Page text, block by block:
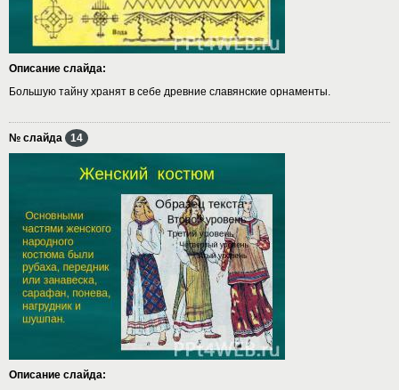
Описание слайда:
Большую тайну хранят в себе древние славянские орнаменты.
№ слайда 14
Описание слайда: